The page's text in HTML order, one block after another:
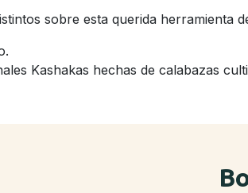
sobre esta querida herramienta
Kashakas hechas de calabazas